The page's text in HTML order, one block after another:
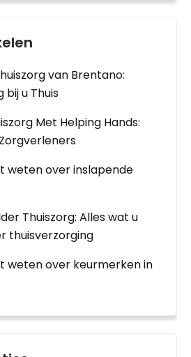
van Brentano:
bij u Thuis
Met Helping Hands:
weten over inslapende
Thuiszorg: Alles wat u
thuisverzorging
weten over keurmerken in